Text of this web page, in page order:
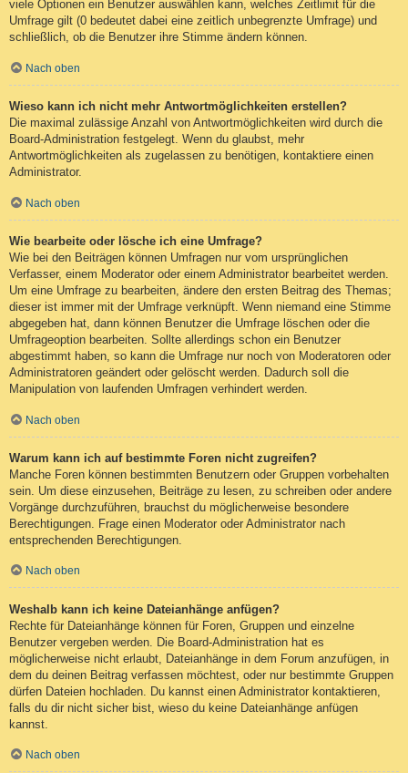
viele Optionen ein Benutzer auswählen kann, welches Zeitlimit für die
Umfrage gilt (0 bedeutet dabei eine zeitlich unbegrenzte Umfrage) und
schließlich, ob die Benutzer ihre Stimme ändern können.
Nach oben
Wieso kann ich nicht mehr Antwortmöglichkeiten erstellen?
Die maximal zulässige Anzahl von Antwortmöglichkeiten wird durch die
Board-Administration festgelegt. Wenn du glaubst, mehr
Antwortmöglichkeiten als zugelassen zu benötigen, kontaktiere einen
Administrator.
Nach oben
Wie bearbeite oder lösche ich eine Umfrage?
Wie bei den Beiträgen können Umfragen nur vom ursprünglichen
Verfasser, einem Moderator oder einem Administrator bearbeitet werden.
Um eine Umfrage zu bearbeiten, ändere den ersten Beitrag des Themas;
dieser ist immer mit der Umfrage verknüpft. Wenn niemand eine Stimme
abgegeben hat, dann können Benutzer die Umfrage löschen oder die
Umfrageoption bearbeiten. Sollte allerdings schon ein Benutzer
abgestimmt haben, so kann die Umfrage nur noch von Moderatoren oder
Administratoren geändert oder gelöscht werden. Dadurch soll die
Manipulation von laufenden Umfragen verhindert werden.
Nach oben
Warum kann ich auf bestimmte Foren nicht zugreifen?
Manche Foren können bestimmten Benutzern oder Gruppen vorbehalten
sein. Um diese einzusehen, Beiträge zu lesen, zu schreiben oder andere
Vorgänge durchzuführen, brauchst du möglicherweise besondere
Berechtigungen. Frage einen Moderator oder Administrator nach
entsprechenden Berechtigungen.
Nach oben
Weshalb kann ich keine Dateianhänge anfügen?
Rechte für Dateianhänge können für Foren, Gruppen und einzelne
Benutzer vergeben werden. Die Board-Administration hat es
möglicherweise nicht erlaubt, Dateianhänge in dem Forum anzufügen, in
dem du deinen Beitrag verfassen möchtest, oder nur bestimmte Gruppen
dürfen Dateien hochladen. Du kannst einen Administrator kontaktieren,
falls du dir nicht sicher bist, wieso du keine Dateianhänge anfügen
kannst.
Nach oben